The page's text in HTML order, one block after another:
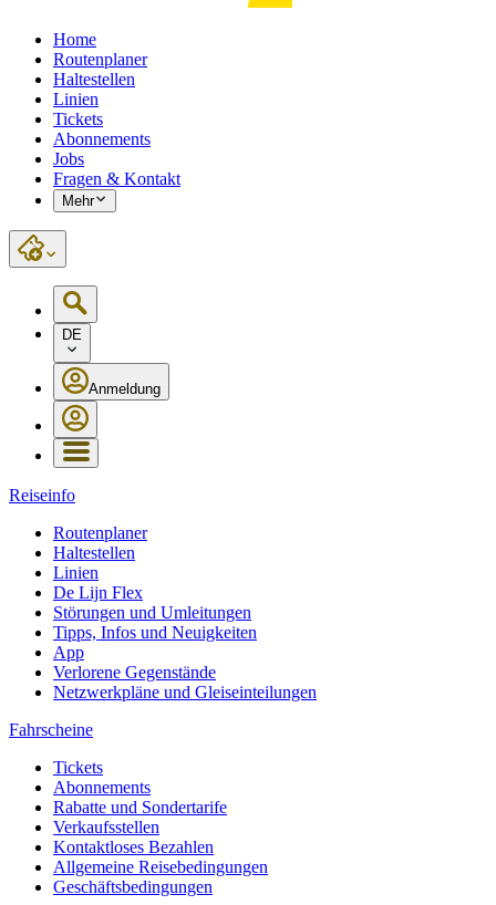
Home
Routenplaner
Haltestellen
Linien
Tickets
Abonnements
Jobs
Fragen & Kontakt
Mehr
DE
Anmeldung
Reiseinfo
Routenplaner
Haltestellen
Linien
De Lijn Flex
Störungen und Umleitungen
Tipps, Infos und Neuigkeiten
App
Verlorene Gegenstände
Netzwerkpläne und Gleiseinteilungen
Fahrscheine
Tickets
Abonnements
Rabatte und Sondertarife
Verkaufsstellen
Kontaktloses Bezahlen
Allgemeine Reisebedingungen
Geschäftsbedingungen